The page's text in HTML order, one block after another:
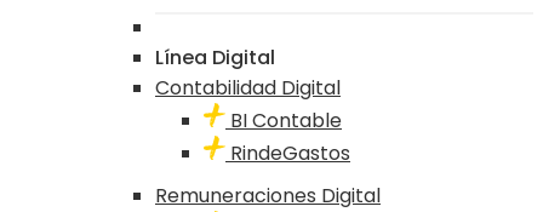
Línea Digital
Contabilidad Digital
BI Contable
RindeGastos
Remuneraciones Digital